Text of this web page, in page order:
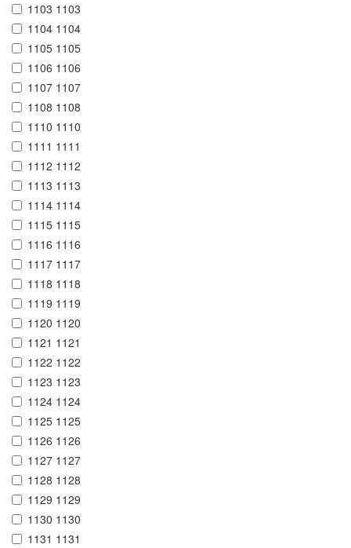
1103 1103
1104 1104
1105 1105
1106 1106
1107 1107
1108 1108
1110 1110
1111 1111
1112 1112
1113 1113
1114 1114
1115 1115
1116 1116
1117 1117
1118 1118
1119 1119
1120 1120
1121 1121
1122 1122
1123 1123
1124 1124
1125 1125
1126 1126
1127 1127
1128 1128
1129 1129
1130 1130
1131 1131